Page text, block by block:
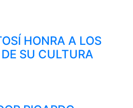
HONRA A LOS
SU CULTURA